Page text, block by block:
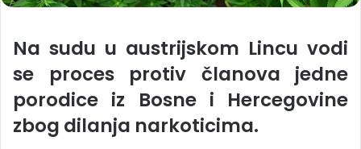
Na sudu u austrijskom Lincu vodi
se proces protiv članova jedne
porodice iz Bosne i Hercegovine
zbog dilanja narkoticima.